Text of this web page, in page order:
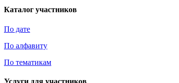
Каталог участников
По дате
По алфавиту
По тематикам
Услуги для участников